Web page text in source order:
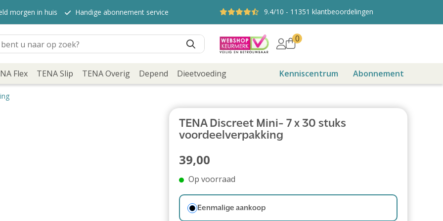
morgen in huis Handige abonnement service 9.4/10 - 11351 klantbeoordelingen
0
Flex TENA Slip TENA Overig Depend Dieetvoeding Kenniscentrum Abonnement
TENA Discreet Mini- 7 x 30 stuks
voordeelverpakking
39,00
Op voorraad
Eenmalige aankoop